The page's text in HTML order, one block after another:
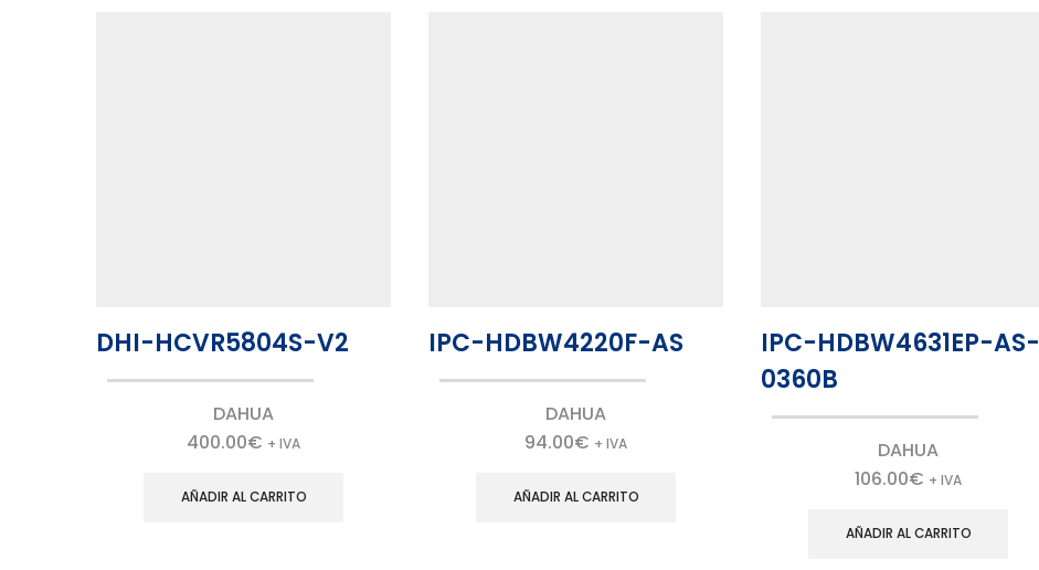
DHI-HCVR5804S-V2
DAHUA
400.00€ + IVA
AÑADIR AL CARRITO
IPC-HDBW4220F-AS
DAHUA
94.00€ + IVA
AÑADIR AL CARRITO
IPC-HDBW4631EP-AS-
0360B
DAHUA
106.00€ + IVA
AÑADIR AL CARRITO